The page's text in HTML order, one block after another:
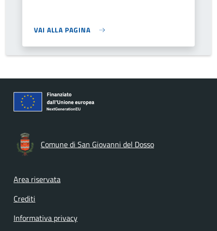
VAI ALLA PAGINA
Comune di San Giovanni del Dosso
Footer menu
Area riservata
Crediti
Informativa privacy